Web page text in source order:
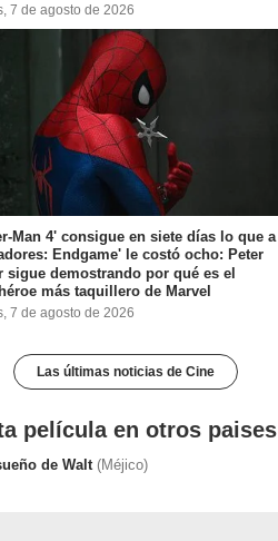
7 de agosto de 2026
Man 4' consigue en siete días lo que a
Endgame' le costó ocho: Peter
sigue demostrando por qué es el
más taquillero de Marvel
7 de agosto de 2026
Las últimas noticias de Cine
película en otros paises
de Walt (Méjico)